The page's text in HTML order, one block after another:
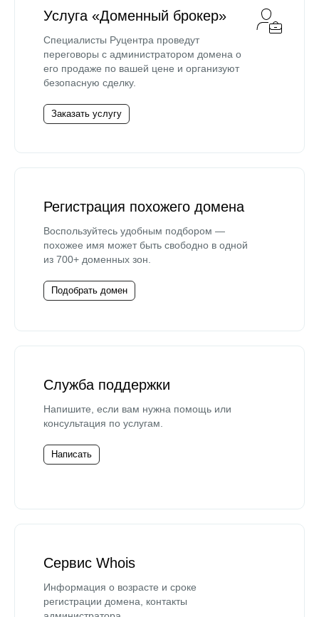
Услуга «Доменный брокер»
Специалисты Руцентра проведут
переговоры с администратором домена о
его продаже по вашей цене и организуют
безопасную сделку.
Заказать услугу
Регистрация похожего домена
Воспользуйтесь удобным подбором —
похожее имя может быть свободно в одной
из 700+ доменных зон.
Подобрать домен
Служба поддержки
Напишите, если вам нужна помощь или
консультация по услугам.
Написать
Сервис Whois
Информация о возрасте и сроке
регистрации домена, контакты